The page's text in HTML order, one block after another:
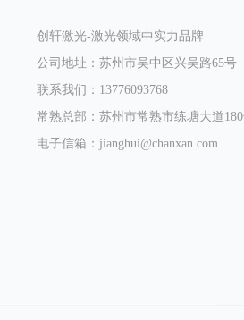
创轩激光-激光领域中实力品牌
公司地址：苏州市吴中区兴吴路65号
联系我们：13776093768
常熟总部：苏州市常熟市练塘大道180号
电子信箱：jianghui@chanxan.com